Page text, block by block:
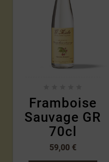
Framboise
Sauvage GR
70cl
59,00 €